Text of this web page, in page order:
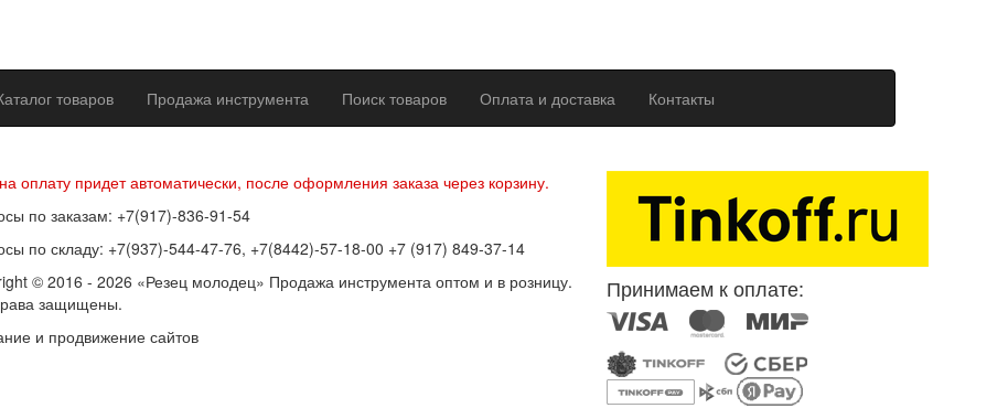
товаров Продажа инструмента Поиск товаров Оплата и доставка Контакты
оплату придет автоматически, после оформления заказа через корзину.
по заказам: +7(917)-836-91-54
по складу: +7(937)-544-47-76, +7(8442)-57-18-00 +7 (917) 849-37-14
© 2016 - 2026 «Резец молодец» Продажа инструмента оптом и в розницу.
защищены.
и продвижение сайтов
Принимаем к оплате: